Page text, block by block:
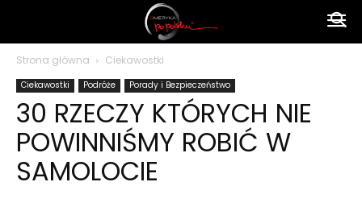
polsku
Strona główna Ciekawostki
Ciekawostki Podróże Porady i Bezpieczeństwo
30 RZECZY KTÓRYCH NIE
POWINNIŚMY ROBIĆ W
SAMOLOCIE